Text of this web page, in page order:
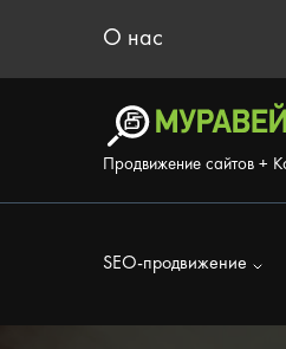
О нас
Продвижение сайтов +
SEO-продвижение